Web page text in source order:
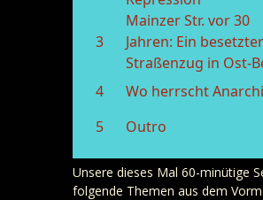
Unsere dieses Mal 60-minütige
folgende Themen aus dem